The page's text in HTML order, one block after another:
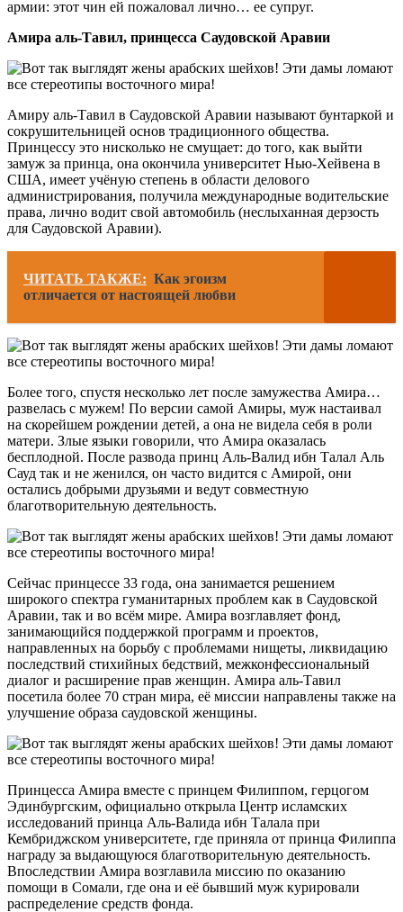
армии: этот чин ей пожаловал лично… ее супруг.
Амира аль-Тавил, принцесса Саудовской Аравии
Амиру аль-Тавил в Саудовской Аравии называют бунтаркой и
сокрушительницей основ традиционного общества.
Принцессу это нисколько не смущает: до того, как выйти
замуж за принца, она окончила университет Нью-Хейвена в
США, имеет учёную степень в области делового
администрирования, получила международные водительские
права, лично водит свой автомобиль (неслыханная дерзость
для Саудовской Аравии).
ЧИТАТЬ ТАКЖЕ: Как эгоизм
отличается от настоящей любви
Более того, спустя несколько лет после замужества Амира…
развелась с мужем! По версии самой Амиры, муж настаивал
на скорейшем рождении детей, а она не видела себя в роли
матери. Злые языки говорили, что Амира оказалась
бесплодной. После развода принц Аль-Валид ибн Талал Аль
Сауд так и не женился, он часто видится с Амирой, они
остались добрыми друзьями и ведут совместную
благотворительную деятельность.
Сейчас принцессе 33 года, она занимается решением
широкого спектра гуманитарных проблем как в Саудовской
Аравии, так и во всём мире. Амира возглавляет фонд,
занимающийся поддержкой программ и проектов,
направленных на борьбу с проблемами нищеты, ликвидацию
последствий стихийных бедствий, межконфессиональный
диалог и расширение прав женщин. Амира аль-Тавил
посетила более 70 стран мира, её миссии направлены также на
улучшение образа саудовской женщины.
Принцесса Амира вместе с принцем Филиппом, герцогом
Эдинбургским, официально открыла Центр исламских
исследований принца Аль-Валида ибн Талала при
Кембриджском университете, где приняла от принца Филиппа
награду за выдающуюся благотворительную деятельность.
Впоследствии Амира возглавила миссию по оказанию
помощи в Сомали, где она и её бывший муж курировали
распределение средств фонда.